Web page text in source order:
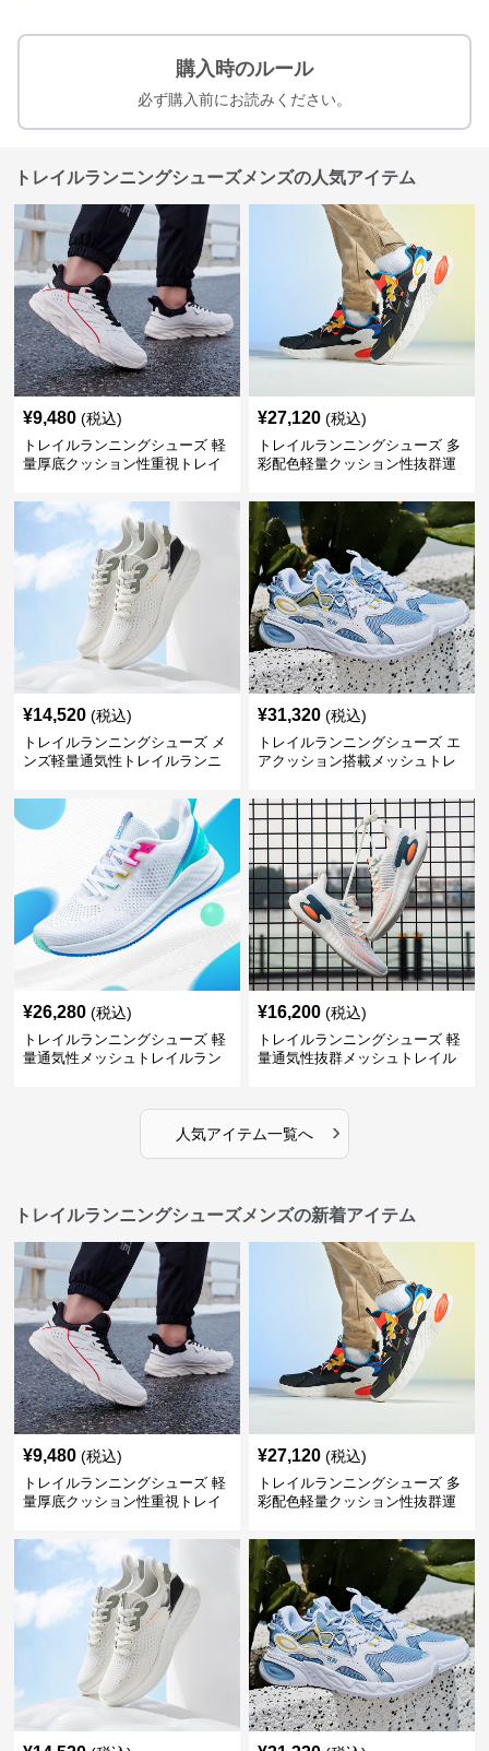
購入時のルール
必ず購入前にお読みください。
トレイルランニングシューズメンズの人気アイテム
¥9,480 (税込)
トレイルランニングシューズ 軽
量厚底クッション性重視トレイ
¥27,120 (税込)
トレイルランニングシューズ 多
彩配色軽量クッション性抜群運
¥14,520 (税込)
トレイルランニングシューズ メ
ンズ軽量通気性トレイルランニ
¥31,320 (税込)
トレイルランニングシューズ エ
アクッション搭載メッシュトレ
¥26,280 (税込)
トレイルランニングシューズ 軽
量通気性メッシュトレイルラン
¥16,200 (税込)
トレイルランニングシューズ 軽
量通気性抜群メッシュトレイル
人気アイテム一覧へ ›
トレイルランニングシューズメンズの新着アイテム
¥9,480 (税込)
トレイルランニングシューズ 軽
量厚底クッション性重視トレイ
¥27,120 (税込)
トレイルランニングシューズ 多
彩配色軽量クッション性抜群運